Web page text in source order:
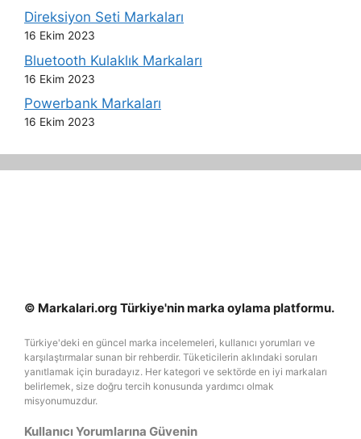
Direksiyon Seti Markaları
16 Ekim 2023
Bluetooth Kulaklık Markaları
16 Ekim 2023
Powerbank Markaları
16 Ekim 2023
© Markalari.org Türkiye'nin marka oylama platformu.
Türkiye'deki en güncel marka incelemeleri, kullanıcı yorumları ve
karşılaştırmalar sunan bir rehberdir. Tüketicilerin aklındaki soruları
yanıtlamak için buradayız. Her kategori ve sektörde en iyi markaları
belirlemek, size doğru tercih konusunda yardımcı olmak
misyonumuzdur.
Kullanıcı Yorumlarına Güvenin